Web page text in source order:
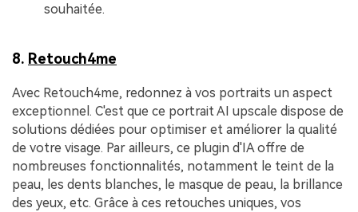
souhaitée.
8. Retouch4me
Avec Retouch4me, redonnez à vos portraits un aspect
exceptionnel. C'est que ce portrait AI upscale dispose de
solutions dédiées pour optimiser et améliorer la qualité
de votre visage. Par ailleurs, ce plugin d'IA offre de
nombreuses fonctionnalités, notamment le teint de la
peau, les dents blanches, le masque de peau, la brillance
des yeux, etc. Grâce à ces retouches uniques, vos